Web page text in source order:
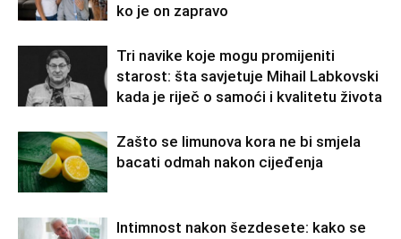
ko je on zapravo
Tri navike koje mogu promijeniti
starost: šta savjetuje Mihail Labkovski
kada je riječ o samoći i kvalitetu života
Zašto se limunova kora ne bi smjela
bacati odmah nakon cijeđenja
Intimnost nakon šezdesete: kako se